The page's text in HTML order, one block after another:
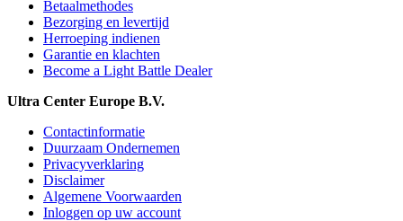
Betaalmethodes
Bezorging en levertijd
Herroeping indienen
Garantie en klachten
Become a Light Battle Dealer
Ultra Center Europe B.V.
Contactinformatie
Duurzaam Ondernemen
Privacyverklaring
Disclaimer
Algemene Voorwaarden
Inloggen op uw account